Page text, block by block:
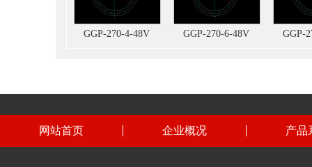
GGP-270-4-48V GGP-270-6-48V GGP-
网站首页 企业概况 产品